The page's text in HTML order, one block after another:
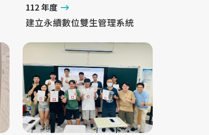
112 年度
建立永續數位雙生管理系統